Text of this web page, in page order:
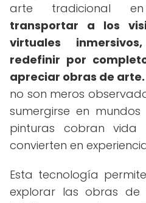
arte tradicional en
transportar a los
virtuales
redefinir por
apreciar obras de arte.
no son meros
sumergirse en
pinturas cobran vida
convierten en
Esta tecnología
explorar las obras de